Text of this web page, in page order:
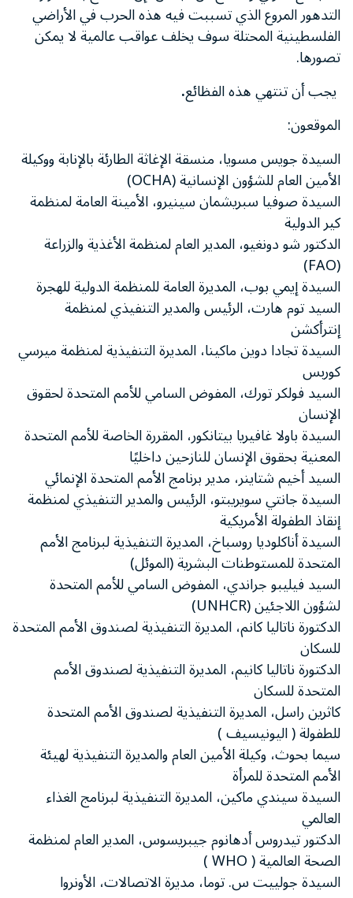
التدهور المروع الذي تسببت فيه هذه الحرب في الأراضي
الفلسطينية المحتلة سوف يخلف عواقب عالمية لا يمكن
تصورها.
يجب أن تنتهي هذه الفظائع.
الموقعون:
السيدة جويس مسويا، منسقة الإغاثة الطارئة بالإنابة ووكيلة
الأمين العام للشؤون الإنسانية (OCHA)
السيدة صوفيا سبريشمان سينيرو، الأمينة العامة لمنظمة
كير الدولية
الدكتورشودونغيو، المدير العام لمنظمة الأغذية والزراعة
(FAO)
السيدة إيمي بوب، المديرة العامة للمنظمة الدولية للهجرة
السيد توم هارت، الرئيس والمدير التنفيذي لمنظمة
إنترأكشن
السيدة تجادا دوين ماكينا، المديرة التنفيذية لمنظمة ميرسي
كوربس
السيد فولكر تورك، المفوض السامي للأمم المتحدة لحقوق
الإنسان
السيدة باولاغافيريابيتانكور، المقررة الخاصة للأمم المتحدة
المعنية بحقوق الإنسان للنازحين داخليًا
السيد أخيم شتاينر، مدير برنامج الأمم المتحدة الإنمائي
السيدة جانتي سويريبتو، الرئيس والمدير التنفيذي لمنظمة
إنقاذ الطفولة الأمريكية
السيدة أناكلوديا روسباخ، المديرة التنفيذية لبرنامج الأمم
المتحدة للمستوطنات البشرية (الموئل)
السيد فيليبو جراندي، المفوض السامي للأمم المتحدة
لشؤون اللاجئين (UNHCR)
الدكتورة ناتاليا كانم، المديرة التنفيذية لصندوق الأمم المتحدة
للسكان
الدكتورة ناتاليا كانيم، المديرة التنفيذية لصندوق الأمم
المتحدة للسكان
كاثرين راسل، المديرة التنفيذية لصندوق الأمم المتحدة
للطفولة ( اليونيسيف )
سيما بحوث، وكيلة الأمين العام والمديرة التنفيذية لهيئة
الأمم المتحدة للمرأة
السيدة سيندي ماكين، المديرة التنفيذية لبرنامج الغذاء
العالمي
الدكتور تيدروس أدهانوم جيبريسوس، المدير العام لمنظمة
الصحة العالمية ( WHO )
السيدةجولييت س. توما، مديرة الاتصالات، الأونروا